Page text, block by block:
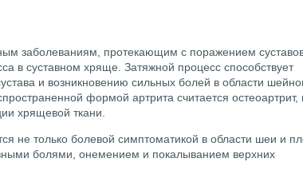
заболеваниям, протекающим с поражением
в суставном хряще. Затяжной процесс способствует
и возникновению сильных болей в области
формой артрита считается остеоартрит,
хрящевой ткани.
не только болевой симптоматикой в области шеи и
болями, онемением и покалыванием верхних